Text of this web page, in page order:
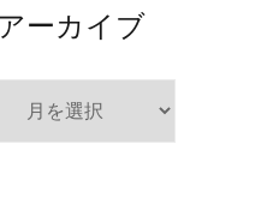
ーカイブ